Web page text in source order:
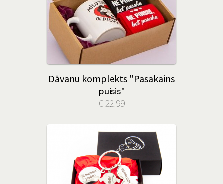
Dāvanu komplekts "Pasakains
puisis"
€ 22.99